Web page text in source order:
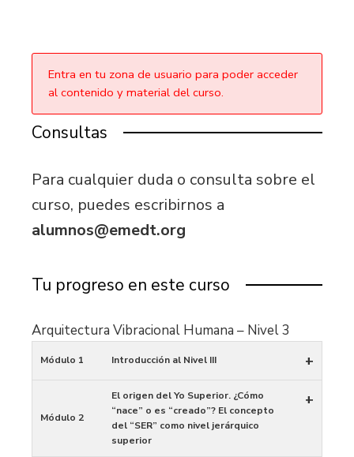
Entra en tu zona de usuario para poder acceder
al contenido y material del curso.
Consultas
Para cualquier duda o consulta sobre el
curso, puedes escribirnos a
alumnos@emedt.org
Tu progreso en este curso
Arquitectura Vibracional Humana – Nivel 3
Módulo 1 Introducción al Nivel III +
Módulo 2
El origen del Yo Superior. ¿Cómo
“nace” o es “creado”? El concepto
del “SER” como nivel jerárquico
superior
+